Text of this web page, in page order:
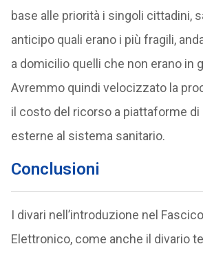
base alle priorità i singoli cittadini,
anticipo quali erano i più fragili,
a domicilio quelli che non erano in
Avremmo quindi velocizzato la
il costo del ricorso a piattaforme
esterne al sistema sanitario.
Conclusioni
I divari nell’introduzione nel
Elettronico, come anche il divario